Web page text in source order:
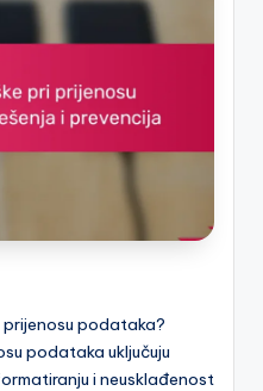
prijenosu podataka?
podataka uključuju
i neusklađenost